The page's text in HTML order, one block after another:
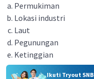
Permukiman
Lokasi industri
Laut
Pegunungan
Ketinggian
Ikuti Tryout